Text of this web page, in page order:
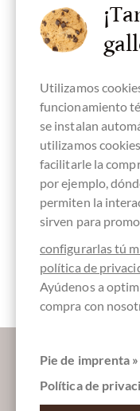
Contenido
100 %
chocolate
Fabricado en
chocolate
chocolate
ingredientes
Barras de
chocolate
Utilizamos
funcionamiento
se instalan
utilizamos
facilitarle la
por ejemplo,
permiten la
sirven para
configurarlas tú
política de
Ayúdenos a
compra con
Pie de imprenta »
Política de